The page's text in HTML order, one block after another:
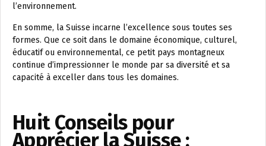
l’environnement.
En somme, la Suisse incarne l’excellence sous toutes ses
formes. Que ce soit dans le domaine économique, culturel,
éducatif ou environnemental, ce petit pays montagneux
continue d’impressionner le monde par sa diversité et sa
capacité à exceller dans tous les domaines.
Huit Conseils pour
Apprécier la Suisse :